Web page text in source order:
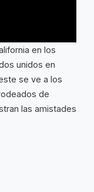
en los
unidos en
se ve a los
de
las amistades